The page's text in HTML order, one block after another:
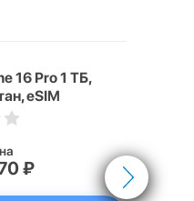
16 Pro 1 ТБ,
eSIM
₽